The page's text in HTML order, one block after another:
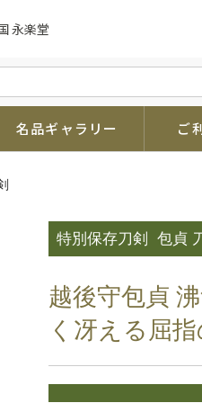
永楽堂
名品ギャラリー ご
特別保存刀剣 包貞
越後守包貞
く冴える屈